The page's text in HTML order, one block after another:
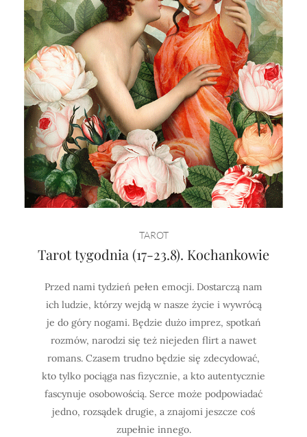
TAROT
Tarot tygodnia (17-23.8). Kochankowie
Przed nami tydzień pełen emocji. Dostarczą nam
ich ludzie, którzy wejdą w nasze życie i wywrócą
je do góry nogami. Będzie dużo imprez, spotkań
rozmów, narodzi się też niejeden flirt a nawet
romans. Czasem trudno będzie się zdecydować,
kto tylko pociąga nas fizycznie, a kto autentycznie
fascynuje osobowością. Serce może podpowiadać
jedno, rozsądek drugie, a znajomi jeszcze coś
zupełnie innego.